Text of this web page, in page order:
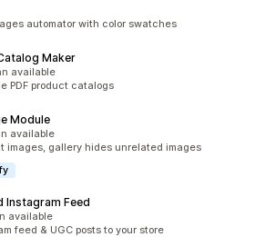
automator with color swatches
Maker
available
PDF product catalogs
Module
available
images, gallery hides unrelated images
Instagram Feed
available
feed & UGC posts to your store